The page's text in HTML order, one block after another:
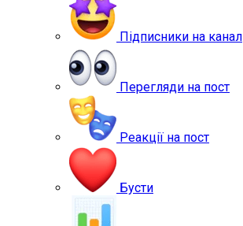
Підписники на канал
Перегляди на пост
Реакції на пост
Бусти